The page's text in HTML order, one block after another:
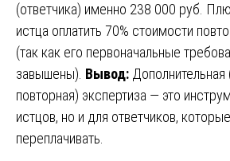
(ответчика) именно 238 000 руб.
истца оплатить 70% стоимости
(так как его первоначальные
завышены). Вывод:
повторная) экспертиза — это
истцов, но и для ответчиков,
переплачивать.